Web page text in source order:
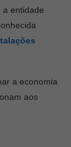
a entidade
a economia
aos